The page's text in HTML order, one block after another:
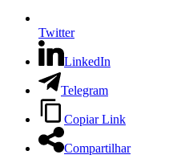
Twitter
LinkedIn
Telegram
Copiar Link
Compartilhar